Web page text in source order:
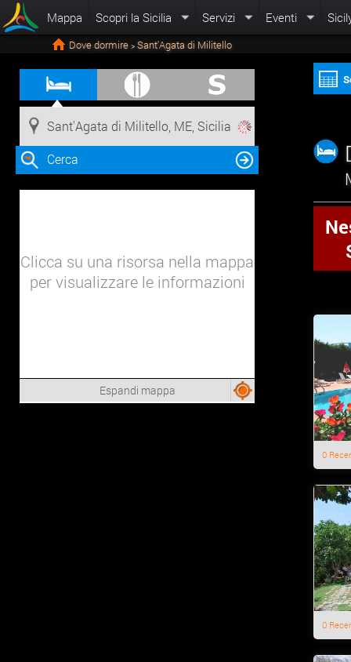
Mappa Scopri la Sicilia Servizi Eventi
Dove dormire > Sant'Agata di Militello
Cerca
Clicca su una risorsa nella mappa
per visualizzare le informazioni
Espandi mappa
0
0